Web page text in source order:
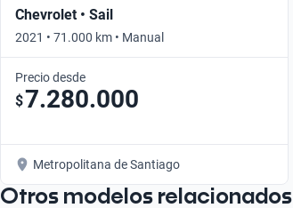
Chevrolet • Sail
2021 • 71.000 km • Manual
Precio desde
$7.280.000
Metropolitana de Santiago
Otros modelos relacionados